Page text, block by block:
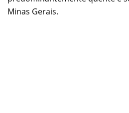
Minas Gerais.